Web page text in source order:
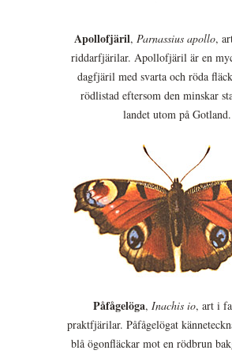
Apollofjäril, Parnassius apollo,
riddarfjärilar. Apollofjäril är en
dagfjäril med svarta och röda
rödlistad eftersom den minskar
landet utom på Gotland.
Påfågelöga, Inachis io, art i
praktfjärilar. Påfågelögat
blå ögonfläckar mot en rödbrun